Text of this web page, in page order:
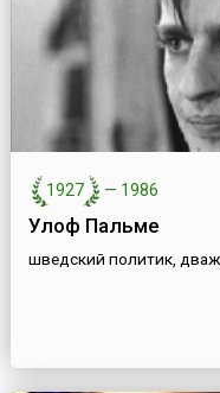
1927 — 1986
Улоф Пальме
шведский политик,